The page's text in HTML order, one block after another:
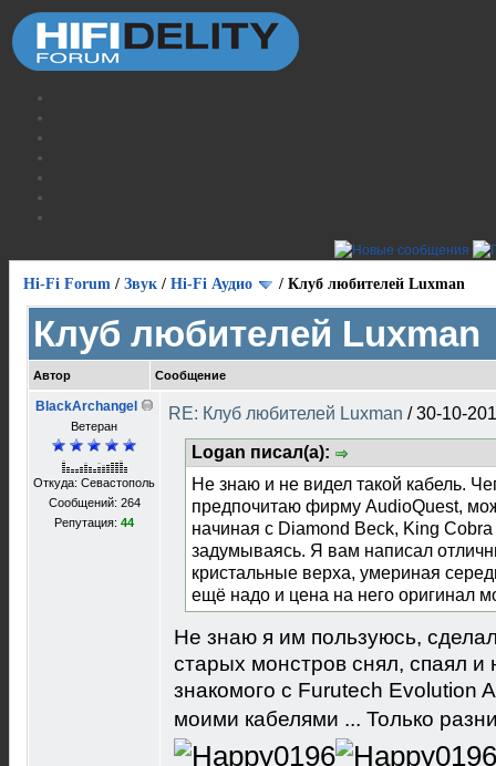
Hi-Fi Forum / Звук / Hi-Fi Аудио / Клуб любителей Luxman
Клуб любителей Luxman
Автор Сообщение
BlackArchangel
Ветеран
Откуда: Севастополь
Сообщений: 264
Репутация: 44
RE: Клуб любителей Luxman /30-10-
Logan писал(а):
Не знаю и не видел такой кабель.
предпочитаю фирму AudioQuest,
начиная с Diamond Beck, King
задумываясь. Я вам написал
кристальные верха, умериная
ещё надо и цена на него оригинал
Не знаю я им пользуюсь,
старых монстров снял, спаял
знакомого с Furutech Evolution
моими кабелями ... Только